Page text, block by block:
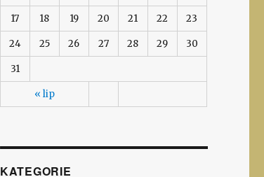
« lip
17 18 19 20 21 22 23
24 25 26 27 28 29 30
31
KATEGORIE